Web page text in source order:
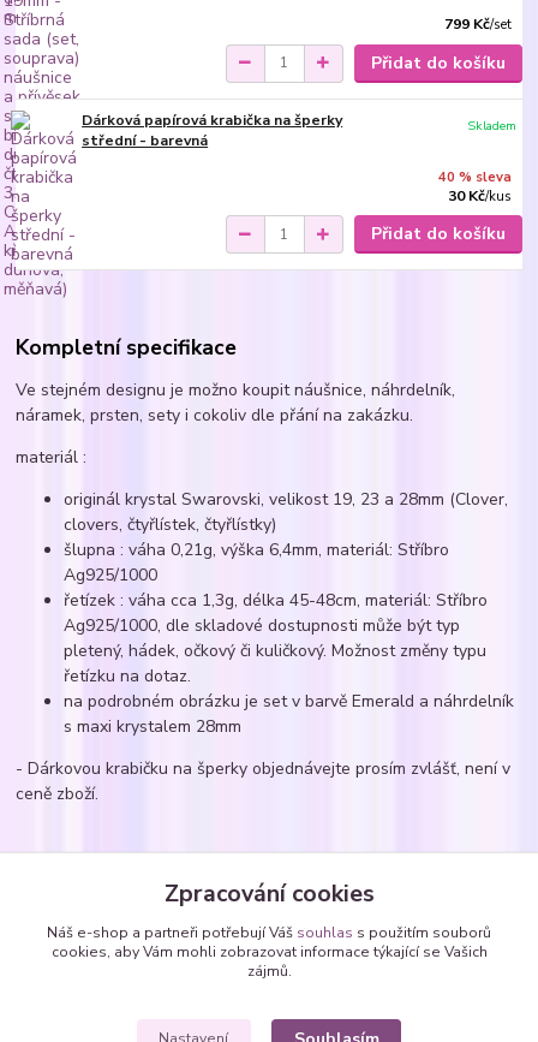
799 Kč/set
Přidat do košíku
Dárková papírová krabička na šperky
střední - barevná
40 % sleva
30 Kč/kus
Skladem
Přidat do košíku
Kompletní specifikace
Ve stejném designu je možno koupit náušnice, náhrdelník,
náramek, prsten, sety i cokoliv dle přání na zakázku.
materiál :
originál krystal Swarovski, velikost 19, 23 a 28mm (Clover,
clovers, čtyřlístek, čtyřlístky)
šlupna : váha 0,21g, výška 6,4mm, materiál: Stříbro
Ag925/1000
řetízek : váha cca 1,3g, délka 45-48cm, materiál: Stříbro
Ag925/1000, dle skladové dostupnosti může být typ
pletený, hádek, očkový či kuličkový. Možnost změny typu
řetízku na dotaz.
na podrobném obrázku je set v barvě Emerald a náhrdelník
s maxi krystalem 28mm
- Dárkovou krabičku na šperky objednávejte prosím zvlášť, není v
ceně zboží.
Zboží zařazeno v kategoriích
Náhrdelníky
Náhrdelníky - zavěšené SWAROVSKI krystaly
Zpracování cookies
Náš e-shop a partneři potřebují Váš souhlas s použitím souborů
cookies, aby Vám mohli zobrazovat informace týkající se Vašich
zájmů.